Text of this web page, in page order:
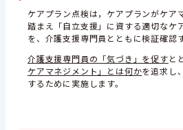
ケアプラン点検は， ケアプランがケア
踏まえ「自立支援」に資する適切なケ
を、介護支援専門員とともに検証確認
介護支援専門員の「気づき」を促すと
ケアマネジメント」とは何かを追求し
するために実施します。